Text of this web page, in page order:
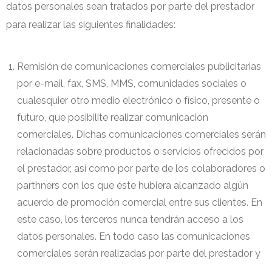
datos personales sean tratados por parte del prestador
para realizar las siguientes finalidades:
Remisión de comunicaciones comerciales publicitarias
por e-mail, fax, SMS, MMS, comunidades sociales o
cualesquier otro medio electrónico o físico, presente o
futuro, que posibilite realizar comunicación
comerciales. Dichas comunicaciones comerciales serán
relacionadas sobre productos o servicios ofrecidos por
el prestador, así como por parte de los colaboradores o
parthners con los que éste hubiera alcanzado algún
acuerdo de promoción comercial entre sus clientes. En
este caso, los terceros nunca tendrán acceso a los
datos personales. En todo caso las comunicaciones
comerciales serán realizadas por parte del prestador y